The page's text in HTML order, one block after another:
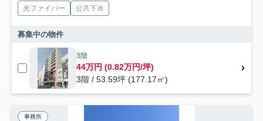
光ファイバー 公共下水
募集中の物件
3階
44万円 (0.82万円/坪)
3階 / 53.59坪 (177.17㎡)
事務所